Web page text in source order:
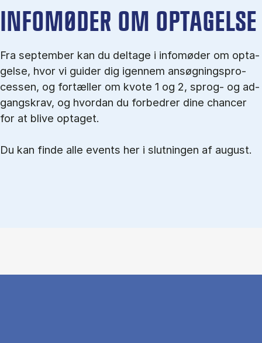
IN­FO­MØ­DER OM OP­TA­GEL­SE
Fra september kan du del­tage i in­fo­mø­der om op­ta­
gel­se, hvor vi gu­i­der dig igen­nem an­søg­nings­pro­
ces­sen, og for­tæl­ler om kvo­te 1 og 2, sprog- og ad­
gangs­krav, og hvordan du forbedrer dine chancer
for at blive optaget.
Du kan finde alle events her i slutningen af august.